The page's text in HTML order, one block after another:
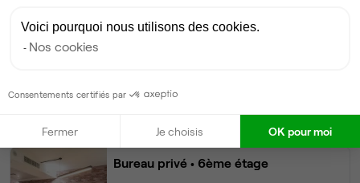
postes • 45 m²
Dispo
Bureau privé • 6ème étage
Voici pourquoi nous utilisons des cookies.
Nos cookies
Consentements certifiés par
Fermer Je choisis OK pour moi